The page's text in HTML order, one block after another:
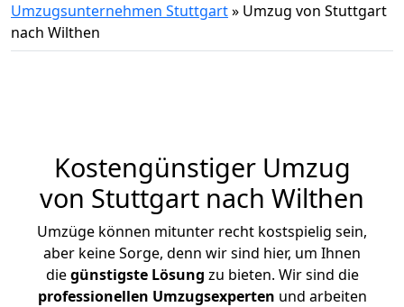
Umzugsunternehmen Stuttgart» Umzug von Stuttgart
nach Wilthen
Kostengünstiger Umzug
von Stuttgart nach Wilthen
Umzüge können mitunter recht kostspielig sein,
aber keine Sorge, denn wir sind hier, um Ihnen
diegünstigste Lösung zu bieten. Wir sind die
professionellen Umzugsexperten und arbeiten